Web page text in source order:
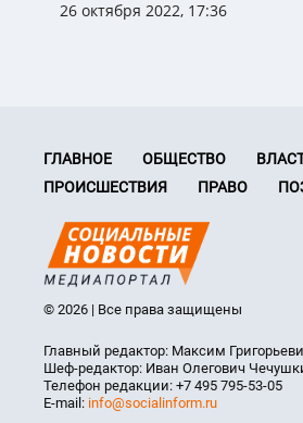
26 октября 2022, 17:36
ГЛАВНОЕ ОБЩЕСТВО
ПРОИСШЕСТВИЯ
ПРАВО
© 2026 | Все права защищены
Главный редактор: Максим
Шеф-редактор: Иван Олегович
Телефон редакции: +7 495 795-53-05
E-mail: info@socialinform.ru